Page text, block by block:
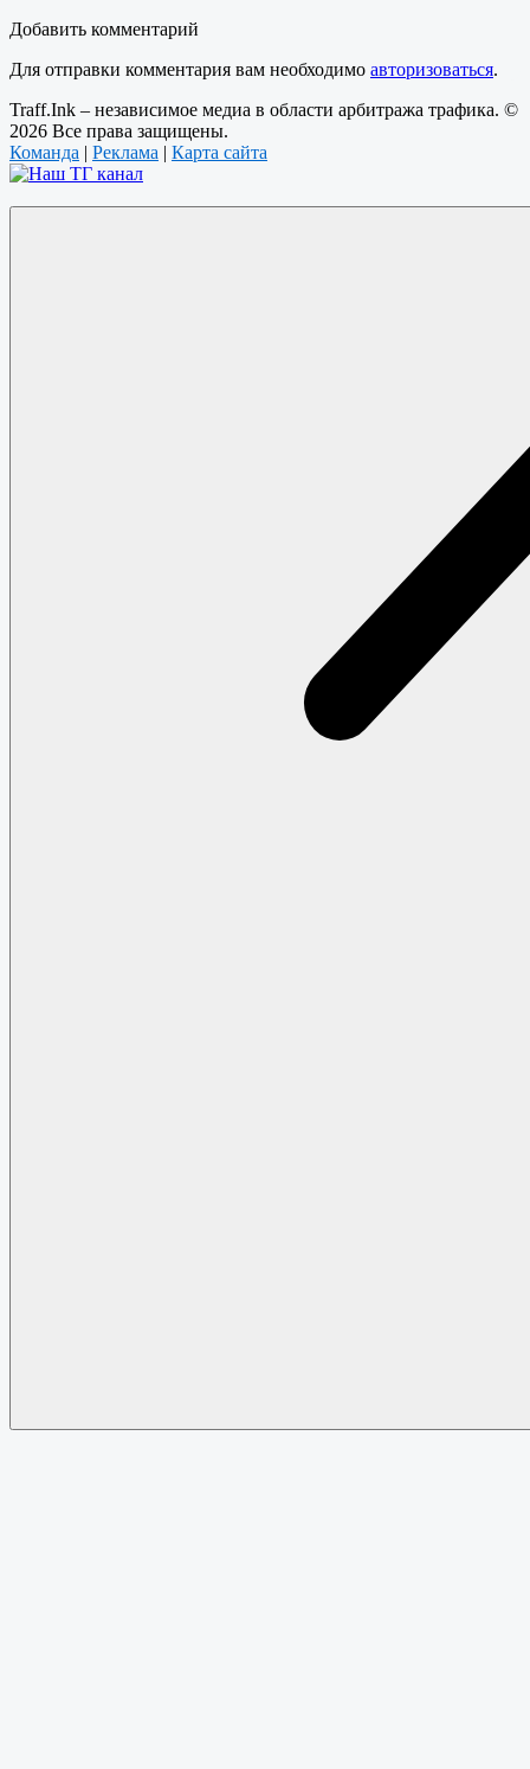
Добавить комментарий
Для отправки комментария вам необходимо авторизоваться.
Traff.Ink – независимое медиа в области арбитража трафика. ©
2026 Все права защищены.
Команда | Реклама | Карта сайта